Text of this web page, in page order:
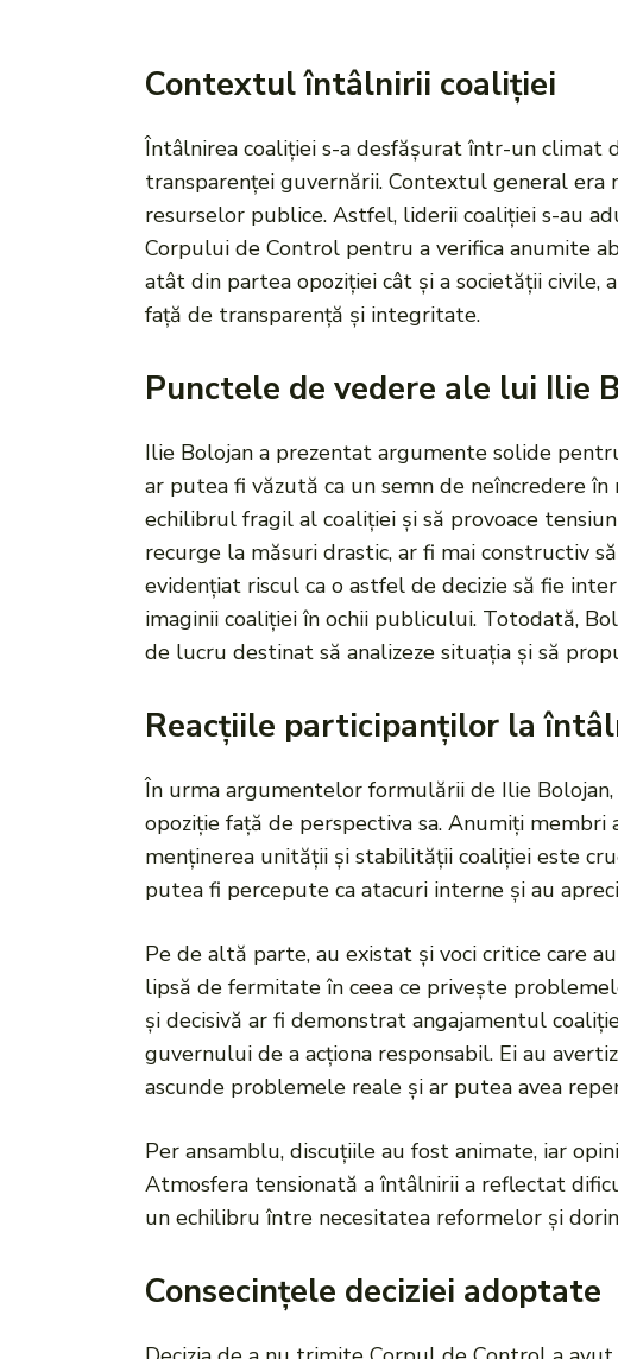
Contextul întâlnirii coaliției
Întâlnirea coaliției s-a desfășurat într-un climat
transparenței guvernării. Contextul general
resurselor publice. Astfel, liderii coaliției s-au
Corpului de Control pentru a verifica anumite
atât din partea opoziției cât și a societății civile,
față de transparență și integritate.
Punctele de vedere ale lui Ilie
Ilie Bolojan a prezentat argumente solide
ar putea fi văzută ca un semn de neîncredere
echilibrul fragil al coaliției și să provoace
recurge la măsuri drastic, ar fi mai constructiv
evidențiat riscul ca o astfel de decizie să fie
imaginii coaliției în ochii publicului. Totodată,
de lucru destinat să analizeze situația și să
Reacțiile participanților la
În urma argumentelor formulării de Ilie
opoziție față de perspectiva sa. Anumiți
menținerea unității și stabilității coaliției este
putea fi percepute ca atacuri interne și au
Pe de altă parte, au existat și voci critice care
lipsă de fermitate în ceea ce privește
și decisivă ar fi demonstrat angajamentul
guvernului de a acționa responsabil. Ei au
ascunde problemele reale și ar putea avea
Per ansamblu, discuțiile au fost animate, iar
Atmosfera tensionată a întâlnirii a reflectat
un echilibru între necesitatea reformelor și
Consecințele deciziei adoptate